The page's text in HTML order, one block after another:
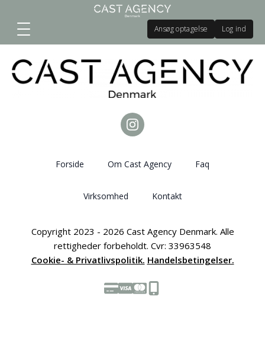
Ansøg optagelse Log ind
Forside Om Cast Agency Faq
Virksomhed Kontakt
Copyright 2023 - 2026 Cast Agency Denmark. Alle
rettigheder forbeholdt. Cvr: 33963548
Cookie- & Privatlivspolitik. Handelsbetingelser.